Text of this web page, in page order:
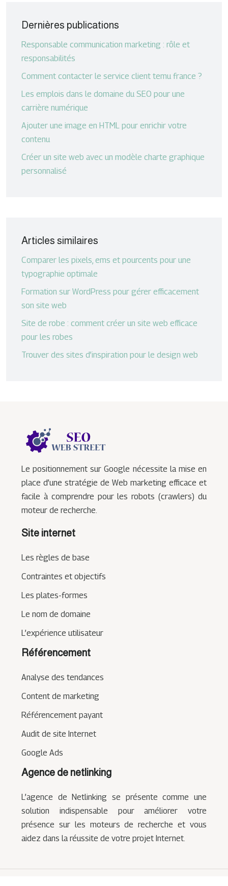
Dernières publications
Responsable communication marketing : rôle et
responsabilités
Comment contacter le service client temu france ?
Les emplois dans le domaine du SEO pour une
carrière numérique
Ajouter une image en HTML pour enrichir votre
contenu
Créer un site web avec un modèle charte graphique
personnalisé
Articles similaires
Comparer les pixels, ems et pourcents pour une
typographie optimale
Formation sur WordPress pour gérer efficacement
son site web
Site de robe : comment créer un site web efficace
pour les robes
Trouver des sites d’inspiration pour le design web
Le positionnement sur Google nécessite la mise en
place d’une stratégie de Web marketing efficace et
facile à comprendre pour les robots (crawlers) du
moteur de recherche.
Site internet
Les règles de base
Contraintes et objectifs
Les plates-formes
Le nom de domaine
L’expérience utilisateur
Référencement
Analyse des tendances
Content de marketing
Référencement payant
Audit de site Internet
Google Ads
Agence de netlinking
L’agence de Netlinking se présente comme une
solution indispensable pour améliorer votre
présence sur les moteurs de recherche et vous
aidez dans la réussite de votre projet Internet.